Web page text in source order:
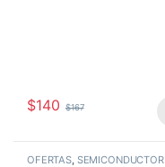
$140 $167
OFERTAS SEMICONDUCTOR